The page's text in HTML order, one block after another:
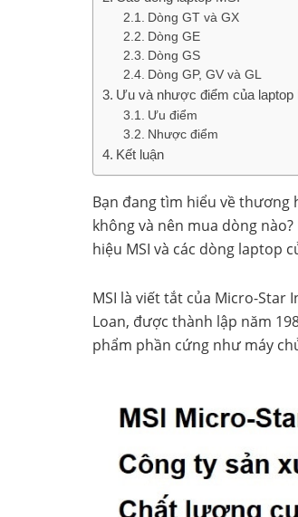
Dòng GT và GX
Dòng GE
Dòng GS
Dòng GP, GV và GL
Ưu và nhược điểm của laptop
Ưu điểm
Nhược điểm
Kết luận
Bạn đang tìm hiểu về thương
không và nên mua dòng
hiệu MSI và các dòng laptop
MSI là viết tắt của Micro-
Loan, được thành lập năm
phẩm phần cứng như máy